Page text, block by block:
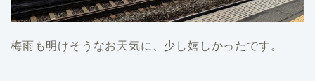
梅雨も明けそうなお天気に、少し嬉しかったです。